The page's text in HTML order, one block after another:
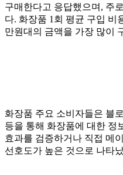
구매한다고 응답했으며, 주
다. 화장품 1회 평균 구입 비
만원대의 금액을 가장 많이
화장품 주요 소비자들은 블
등을 통해 화장품에 대한 정
효과를 검증하거나 직접 메
선호도가 높은 것으로 나타